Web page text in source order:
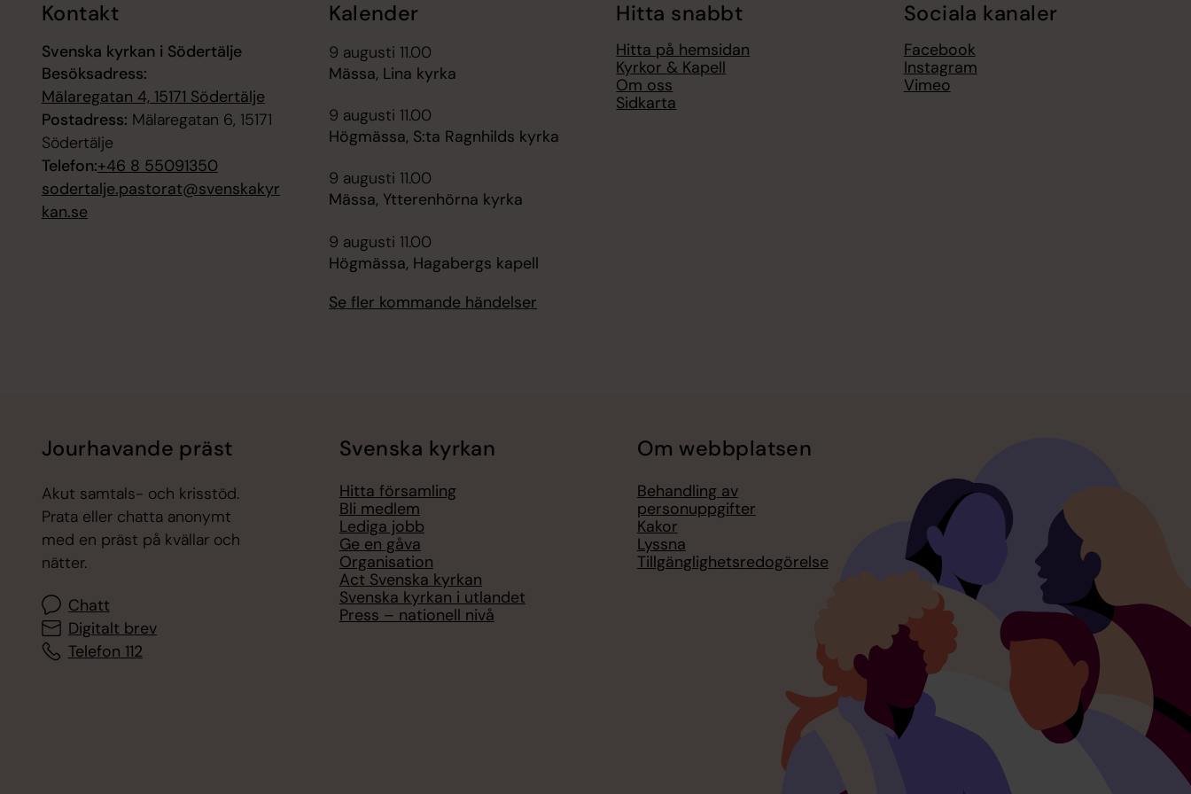
Kontakt
Svenska kyrkan i Södertälje
Besöksadress:
Mälaregatan 4, 15171 Södertälje
Postadress: Mälaregatan 6, 15171
Södertälje
Telefon:+46 8 55091350
sodertalje.pastorat@svenskakyr
kan.se
Kalender
9 augusti 11.00
Mässa, Lina kyrka
9 augusti 11.00
Högmässa, S:ta Ragnhilds kyrka
9 augusti 11.00
Mässa, Ytterenhörna kyrka
9 augusti 11.00
Högmässa, Hagabergs kapell
Se fler kommande händelser
Hitta snabbt
Hitta på hemsidan
Kyrkor & Kapell
Om oss
Sidkarta
Sociala kanaler
Facebook
Instagram
Vimeo
Jourhavande präst
Akut samtals- och krisstöd.
Prata eller chatta anonymt
med en präst på kvällar och
nätter.
Chatt
Digitalt brev
Telefon 112
Svenska kyrkan
Hitta församling
Bli medlem
Lediga jobb
Ge en gåva
Organisation
Act Svenska kyrkan
Svenska kyrkan i utlandet
Press – nationell nivå
Om webbplatsen
Behandling av
personuppgifter
Kakor
Lyssna
Tillgänglighetsredogörelse